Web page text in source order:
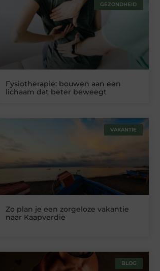
GEZONDHEID
Fysiotherapie: bouwen aan een
lichaam dat beter beweegt
VAKANTIE
Zo plan je een zorgeloze vakantie
naar Kaapverdië
BLOG